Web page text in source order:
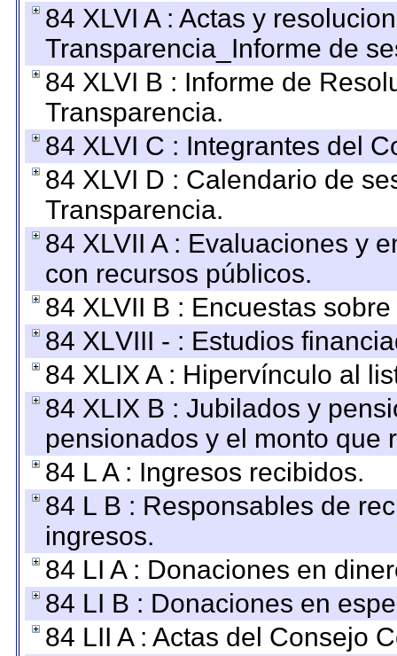
84 XLVI A : Actas y
Transparencia_Informe de
84 XLVI B : Informe de
Transparencia.
84 XLVI C : Integrantes del
84 XLVI D : Calendario de
Transparencia.
84 XLVII A : Evaluaciones y
con recursos públicos.
84 XLVII B : Encuestas
84 XLVIII - : Estudios
84 XLIX A : Hipervínculo al
84 XLIX B : Jubilados y
pensionados y el monto que
84 L A : Ingresos recibidos.
84 L B : Responsables de
ingresos.
84 LI A : Donaciones en
84 LI B : Donaciones en
84 LII A : Actas del Consejo